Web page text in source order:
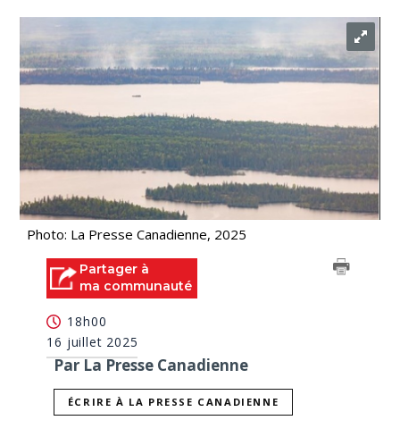
Photo: La Presse Canadienne, 2025
Partager à
ma communauté
18h00
16 juillet 2025
Par La Presse Canadienne
ÉCRIRE À LA PRESSE CANADIENNE